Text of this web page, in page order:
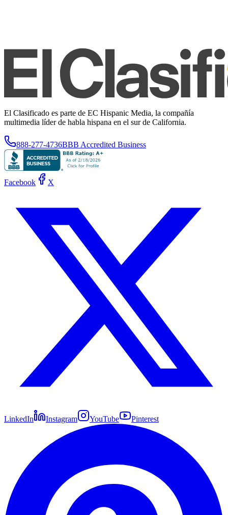
El Clasificado es parte de EC Hispanic Media, la compañía
multimedia líder de habla hispana en el sur de California.
888-277-4736BBB Accredited Business
Facebook X
LinkedIn Instagram YouTube Pinterest